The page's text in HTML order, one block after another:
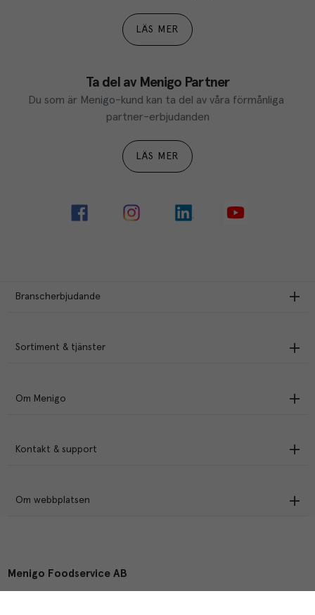
LÄS MER
Ta del av Menigo Partner
Du som är Menigo-kund kan ta del av våra förmånliga
partner-erbjudanden
LÄS MER
Branscherbjudande
Sortiment & tjänster
Om Menigo
Kontakt & support
Om webbplatsen
Menigo Foodservice AB